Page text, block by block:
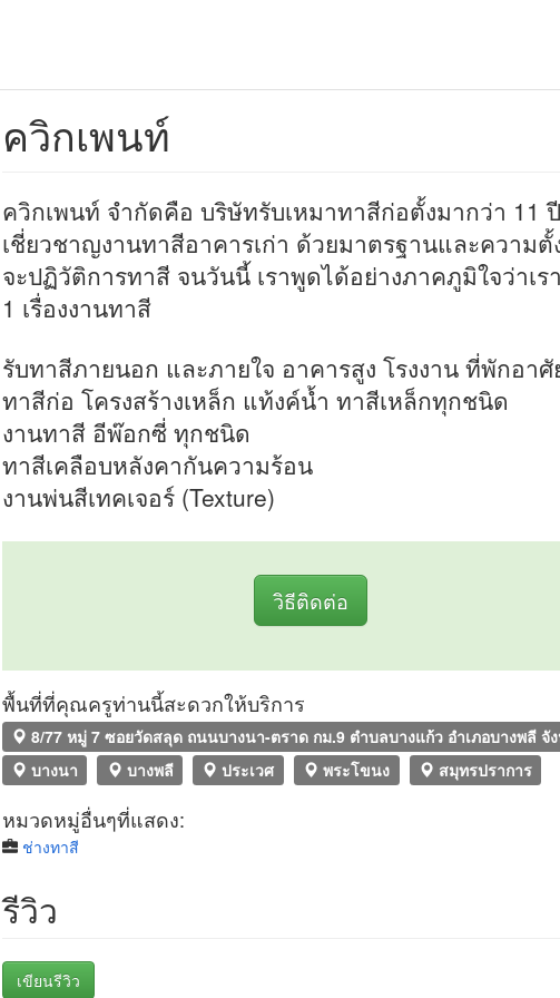
ควิกเพนท์
ควิกเพนท์ จำกัดคือ บริษัทรับเหมาทาสีก่อตั้งมากว่า 11 ปี
เชี่ยวชาญงานทาสีอาคารเก่า ด้วยมาตรฐานและความตั้
จะปฏิวัติการทาสี จนวันนี้ เราพูดได้อย่างภาคภูมิใจว่าเร
1 เรื่องงานทาสี
รับทาสีภายนอก และภายใจ อาคารสูง โรงงาน ที่พักอาศั
ทาสีก่อ โครงสร้างเหล็ก แท้งค์น้ำ ทาสีเหล็กทุกชนิด
งานทาสี อีพ๊อกซี่ ทุกชนิด
ทาสีเคลือบหลังคากันความร้อน
งานพ่นสีเทคเจอร์ (Texture)
วิธีติดต่อ
พื้นที่ที่คุณครูท่านนี้สะดวกให้บริการ
8/77 หมู่ 7 ซอยวัดสลุด ถนนบางนา-ตราด กม.9 ตำบลบางแก้ว อำเภอบางพลี จัง
บางนา
บางพลี ประเวศ พระโขนง สมุทรปราการ
หมวดหมู่อื่นๆที่แสดง:
ช่างทาสี
รีวิว
เขียนรีวิว